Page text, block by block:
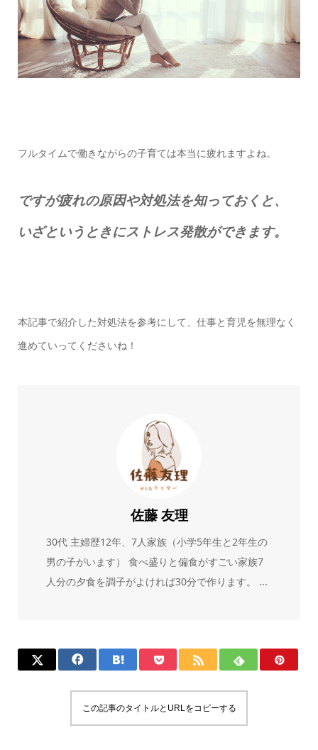
フルタイムで働きながらの子育ては本当に疲れますよね。
ですが疲れの原因や対処法を知っておくと、
いざというときにストレス発散ができます。
本記事で紹介した対処法を参考にして、仕事と育児を無理なく
進めていってくださいね！
佐藤 友理
30代 主婦歴12年、7人家族（小学5年生と2年生の
男の子がいます） 食べ盛りと偏食がすごい家族7
人分の夕食を調子がよければ30分で作ります。 ...
この記事のタイトルとURLをコピーする